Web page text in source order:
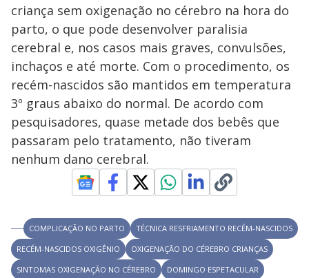
y
V
i
d
e
o
M
u
d
o
criança sem oxigenação no cérebro na hora do
parto, o que pode desenvolver paralisia
cerebral e, nos casos mais graves, convulsões,
inchaços e até morte. Com o procedimento, os
recém-nascidos são mantidos em temperatura
3º graus abaixo do normal. De acordo com
pesquisadores, quase metade dos bebês que
passaram pelo tratamento, não tiveram
nenhum dano cerebral.
COMPLICAÇÃO NO PARTO
TÉCNICA RESFRIAMENTO RECÉM-NASCIDOS
RECÉM-NASCIDOS OXIGÊNIO
OXIGENAÇÃO DO CÉREBRO CRIANÇAS
SINTOMAS OXIGENAÇÃO NO CÉREBRO
DOMINGO ESPETACULAR